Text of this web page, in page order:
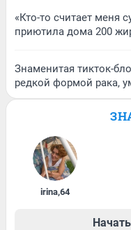
«Кто-то считает меня
приютила дома 200
Знаменитая тикток-
редкой формой рака,
irina,64